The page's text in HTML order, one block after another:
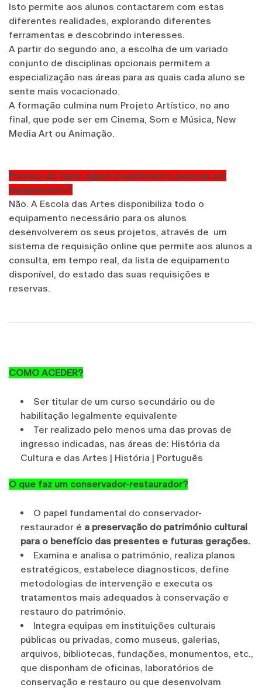
Isto permite aos alunos contactarem com estas
diferentes realidades, explorando diferentes
ferramentas e descobrindo interesses.
A partir do segundo ano, a escolha de um variado
conjunto de disciplinas opcionais permitem a
especialização nas áreas para as quais cada aluno se
sente mais vocacionado.
A formação culmina num Projeto Artístico, no ano
final, que pode ser em Cinema, Som e Música, New
Media Art ou Animação.
Preciso de fazer algum investimento pessoal em
equipamento?
Não. A Escola das Artes disponibiliza todo o
equipamento necessário para os alunos
desenvolverem os seus projetos, através de um
sistema de requisição online que permite aos alunos a
consulta, em tempo real, da lista de equipamento
disponível, do estado das suas requisições e
reservas.
COMO ACEDER?
Ser titular de um curso secundário ou de
habilitação legalmente equivalente
Ter realizado pelo menos uma das provas de
ingresso indicadas, nas áreas de: História da
Cultura e das Artes | História | Português
O que faz um conservador-restaurador?
O papel fundamental do conservador-
restaurador é a preservação do património cultural
para o benefício das presentes e futuras gerações.
Examina e analisa o património, realiza planos
estratégicos, estabelece diagnosticos, define
metodologias de intervenção e executa os
tratamentos mais adequados à conservação e
restauro do património.
Integra equipas em instituições culturais
públicas ou privadas, como museus, galerias,
arquivos, bibliotecas, fundações, monumentos, etc.,
que disponham de oficinas, laboratórios de
conservação e restauro ou que desenvolvam